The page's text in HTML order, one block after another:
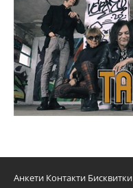
Анкети Контакти Бисквитки